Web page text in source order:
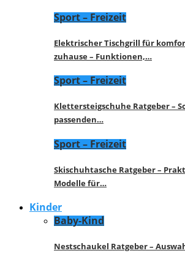
Sport – Freizeit
Elektrischer Tischgrill für
zuhause – Funktionen,…
Sport – Freizeit
Klettersteigschuhe Ratgeber –
passenden…
Sport – Freizeit
Skischuhtasche Ratgeber –
Modelle für…
Kinder
Baby-Kind
Nestschaukel Ratgeber –